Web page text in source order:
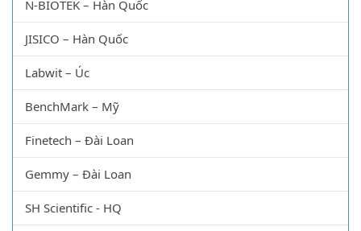
N-BIOTEK – Hàn Quốc
JISICO – Hàn Quốc
Labwit – Úc
BenchMark – Mỹ
Finetech – Đài Loan
Gemmy – Đài Loan
SH Scientific - HQ